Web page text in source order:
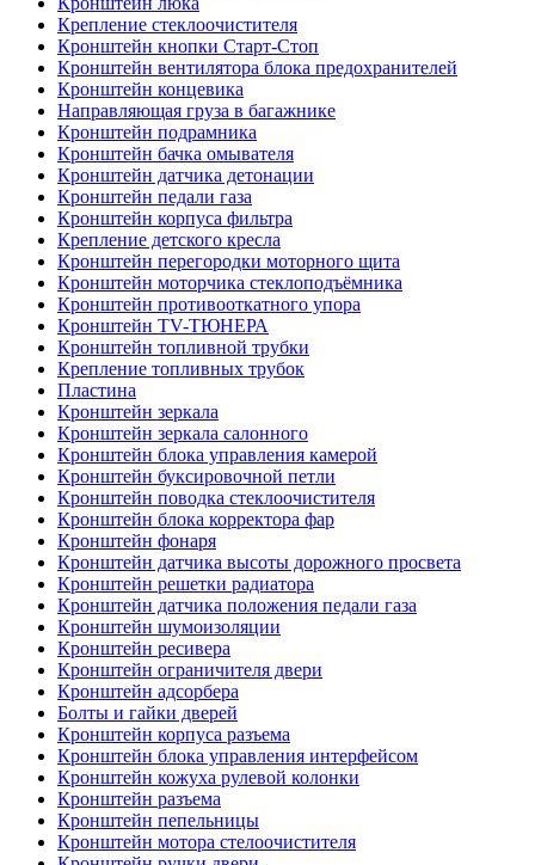
Крепление стеклоочистителя
Кронштейн кнопки Старт-Стоп
Кронштейн вентилятора блока предохранителей
Кронштейн концевика
Направляющая груза в багажнике
Кронштейн подрамника
Кронштейн бачка омывателя
Кронштейн датчика детонации
Кронштейн педали газа
Кронштейн корпуса фильтра
Крепление детского кресла
Кронштейн перегородки моторного щита
Кронштейн моторчика стеклоподъёмника
Кронштейн противооткатного упора
Кронштейн TV-ТЮНЕРА
Кронштейн топливной трубки
Крепление топливных трубок
Пластина
Кронштейн зеркала
Кронштейн зеркала салонного
Кронштейн блока управления камерой
Кронштейн буксировочной петли
Кронштейн поводка стеклоочистителя
Кронштейн блока корректора фар
Кронштейн фонаря
Кронштейн датчика высоты дорожного просвета
Кронштейн решетки радиатора
Кронштейн датчика положения педали газа
Кронштейн шумоизоляции
Кронштейн ресивера
Кронштейн ограничителя двери
Кронштейн адсорбера
Болты и гайки дверей
Кронштейн корпуса разъема
Кронштейн блока управления интерфейсом
Кронштейн кожуха рулевой колонки
Кронштейн разъема
Кронштейн пепельницы
Кронштейн мотора стелоочистителя